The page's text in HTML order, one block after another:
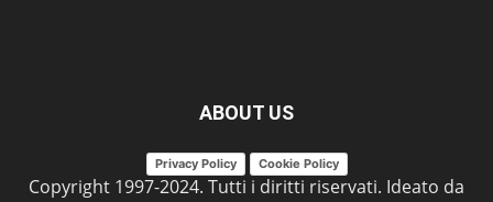
ABOUT US
Privacy Policy Cookie Policy
Copyright 1997-2024. Tutti i diritti riservati. Ideato da